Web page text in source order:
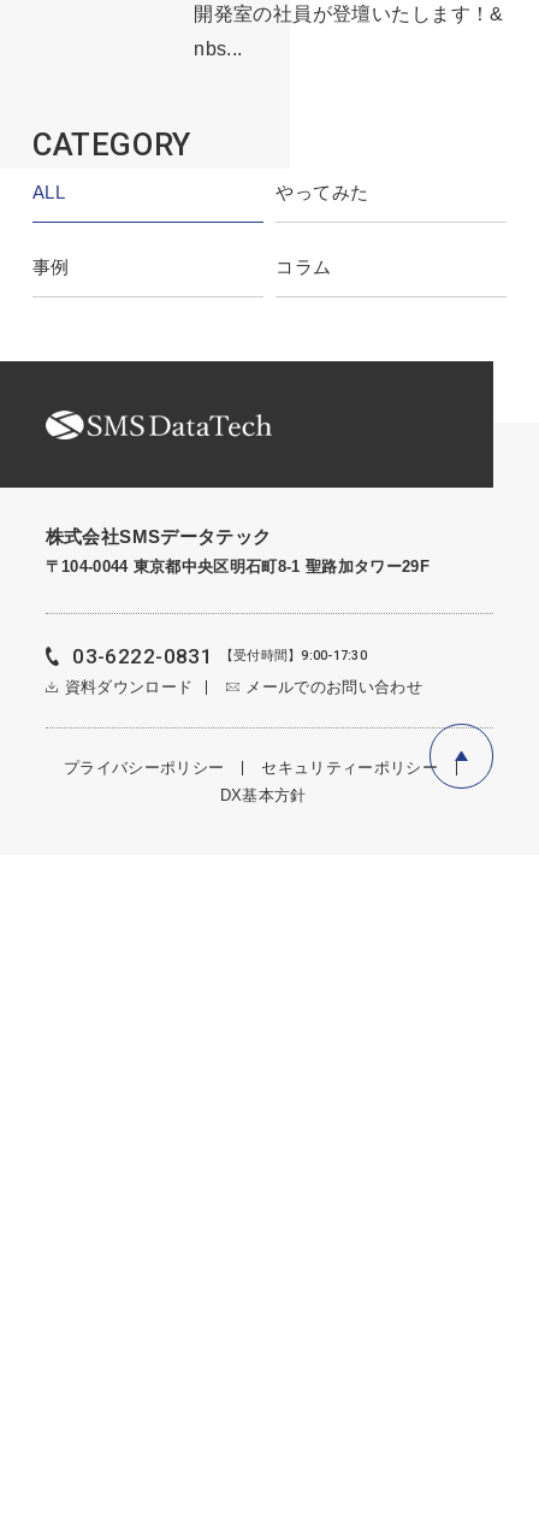
開発室の社員が登壇いたします！&
nbs...
CATEGORY
ALL やってみた
事例 コラム
株式会社SMSデータテック
〒104-0044 東京都中央区明石町8-1 聖路加タワー29F
03-6222-0831 【受付時間】9:00-17:30
資料ダウンロード メールでのお問い合わせ
プライバシーポリシー
セキュリティーポリシー
DX基本方針